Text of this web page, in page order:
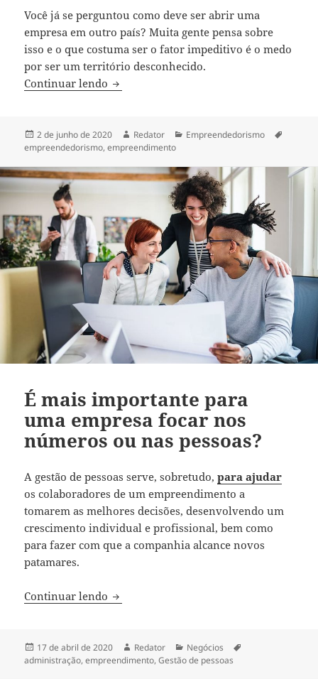
Você já se perguntou como deve ser abrir uma
empresa em outro país? Muita gente pensa sobre
isso e o que costuma ser o fator impeditivo é o medo
por ser um território desconhecido.
Continuar lendo Abertura de empresa nos EUA pode
Publicado
em
2 de junho de 2020 Autor
Redator Categorias
Empreendedorismo
empreendedorismo,empreendimento
É mais importante para
uma empresa focar nos
números ou nas pessoas?
A gestão de pessoas serve, sobretudo,para ajudar
os colaboradores de um empreendimento a
tomarem as melhores decisões, desenvolvendo um
crescimento individual e profissional, bem como
para fazer com que a companhia alcance novos
patamares.
Continuar lendo É mais importante para uma empresa
Publicado
em
17 de abril de 2020 Autor
Redator Categorias
Negócios
administração,empreendimento,Gestão de pessoas